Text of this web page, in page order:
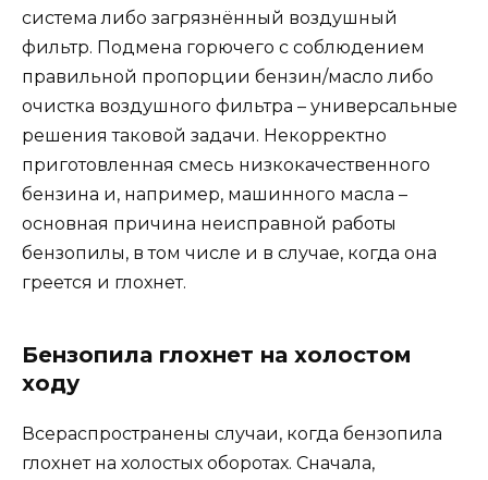
система либо загрязнённый воздушный
фильтр. Подмена горючего с соблюдением
правильной пропорции бензин/масло либо
очистка воздушного фильтра – универсальные
решения таковой задачи. Некорректно
приготовленная смесь низкокачественного
бензина и, например, машинного масла –
основная причина неисправной работы
бензопилы, в том числе и в случае, когда она
греется и глохнет.
Бензопила глохнет на холостом
ходу
Всераспространены случаи, когда бензопила
глохнет на холостых оборотах. Сначала,